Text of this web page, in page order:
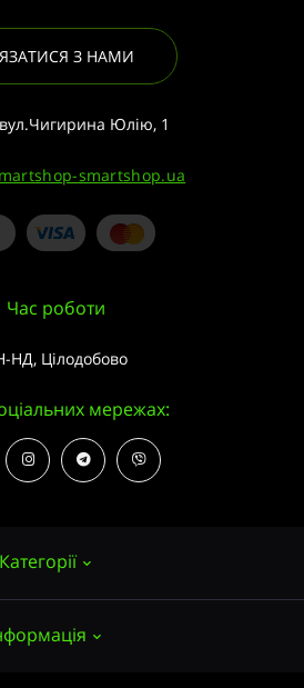
З НАМИ
вул.Чигирина Юлію, 1
smartshop.ua
Категорії
Час роботи
НД, Цілодобово
мережах: